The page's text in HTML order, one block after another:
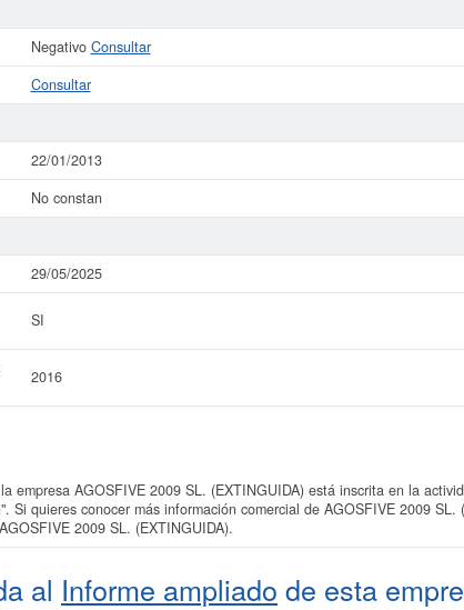
Negativo Consultar
Consultar
22/01/2013
No constan
29/05/2025
SI
2016
empresa AGOSFIVE 2009 SL. (EXTINGUIDA) está inscrita en la
Si quieres conocer más información comercial de AGOSFIVE 2009 SL.
2009 SL. (EXTINGUIDA).
al Informe ampliado de esta